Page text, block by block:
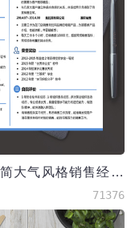
蓝色极简大气风格销售经理个人求职简历模板
71376